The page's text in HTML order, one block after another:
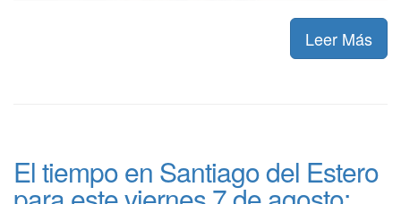
Leer Más
El tiempo en Santiago del Estero